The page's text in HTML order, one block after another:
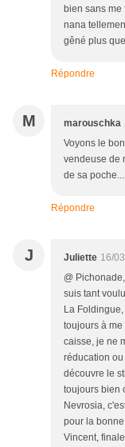
bien sans me
nana
gêné plus
Répondre
M marouschka
Voyons le
vendeuse de
de sa poche...
Répondre
J Juliette 16/
@
suis tant
La
toujours à
caisse, je ne
réducation
découvre le
toujours bien
Nevrosia,
pour la
Vincent,